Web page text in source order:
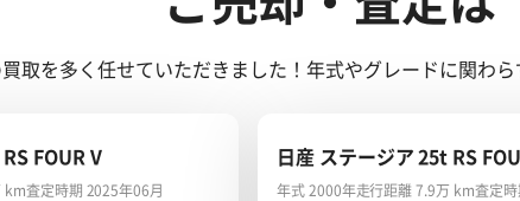
取を多く任せていただきました！年式やグレードに関わ
FOUR V
km査定時期 2025年06月
日産 ステージア 25t RS
年式 2000年走行距離 7.9万 km査定